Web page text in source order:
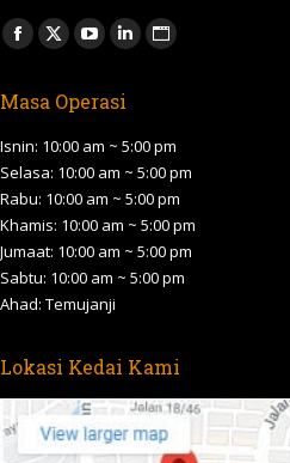
Find us on:
Facebook
opens
in
new
window
X
opens
in
new
window
YouTube
opens
in
new
window
Linkedin
opens
in
new
window
Website
in
new
window
Masa Operasi
Isnin: 10:00 am ~ 5:00 pm
Selasa: 10:00 am ~ 5:00 pm
Rabu: 10:00 am ~ 5:00 pm
Khamis: 10:00 am ~ 5:00 pm
Jumaat: 10:00 am ~ 5:00 pm
Sabtu: 10:00 am ~ 5:00 pm
Ahad: Temujanji
Lokasi Kedai Kami